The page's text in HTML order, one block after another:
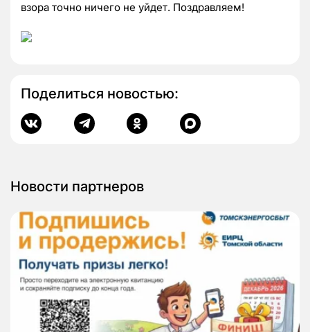
взора точно ничего не уйдет. Поздравляем!
Поделиться новостью:
Новости партнеров